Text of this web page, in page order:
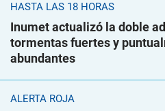
HASTA LAS 18 HORAS
Inumet actualizó la doble
tormentas fuertes y
abundantes
ALERTA ROJA